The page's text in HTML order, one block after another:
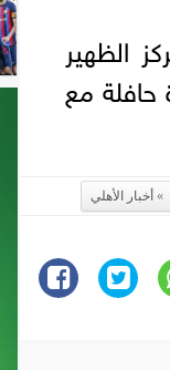
الظهير
حافلة مع
أخبار الأهلي